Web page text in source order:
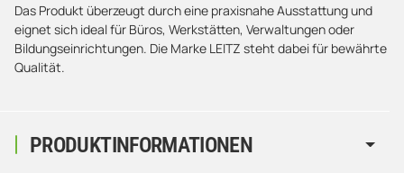
PRODUKTINFORMATIONEN
Das Produkt überzeugt durch eine praxisnahe Ausstattung und
eignet sich ideal für Büros, Werkstätten, Verwaltungen oder
Bildungseinrichtungen. Die Marke LEITZ steht dabei für bewährte
Qualität.